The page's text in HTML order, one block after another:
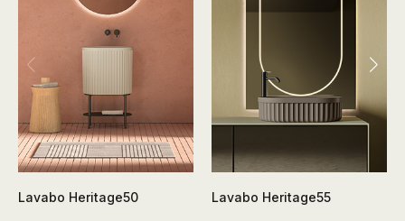
Lavabo Heritage50 Lavabo Heritage55